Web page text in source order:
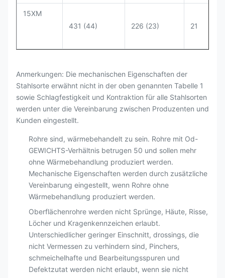
15ХМ
431 (44)
226 (23) 21
Anmerkungen: Die mechanischen Eigenschaften der
Stahlsorte erwähnt nicht in der oben genannten Tabelle 1
sowie Schlagfestigkeit und Kontraktion für alle Stahlsorten
werden unter die Vereinbarung zwischen Produzenten und
Kunden eingestellt.
Rohre sind, wärmebehandelt zu sein. Rohre mit Od-
GEWICHTS-Verhältnis betrugen 50 und sollen mehr
ohne Wärmebehandlung produziert werden.
Mechanische Eigenschaften werden durch zusätzliche
Vereinbarung eingestellt, wenn Rohre ohne
Wärmebehandlung produziert werden.
Oberflächenrohre werden nicht Sprünge, Häute, Risse,
Löcher und Kragenkennzeichen erlaubt.
Unterschiedlicher geringer Einschnitt, drossings, die
nicht Vermessen zu verhindern sind, Pinchers,
schmeichelhafte und Bearbeitungsspuren und
Defektzutat werden nicht erlaubt, wenn sie nicht